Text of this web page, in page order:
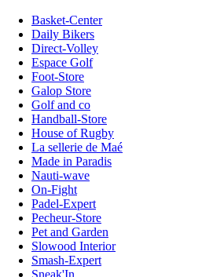
Basket-Center
Daily Bikers
Direct-Volley
Espace Golf
Foot-Store
Galop Store
Golf and co
Handball-Store
House of Rugby
La sellerie de Maé
Made in Paradis
Nauti-wave
On-Fight
Padel-Expert
Pecheur-Store
Pet and Garden
Slowood Interior
Smash-Expert
Sneak'In